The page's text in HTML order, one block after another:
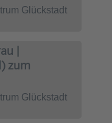
Glückstadt
|
zum
Glückstadt